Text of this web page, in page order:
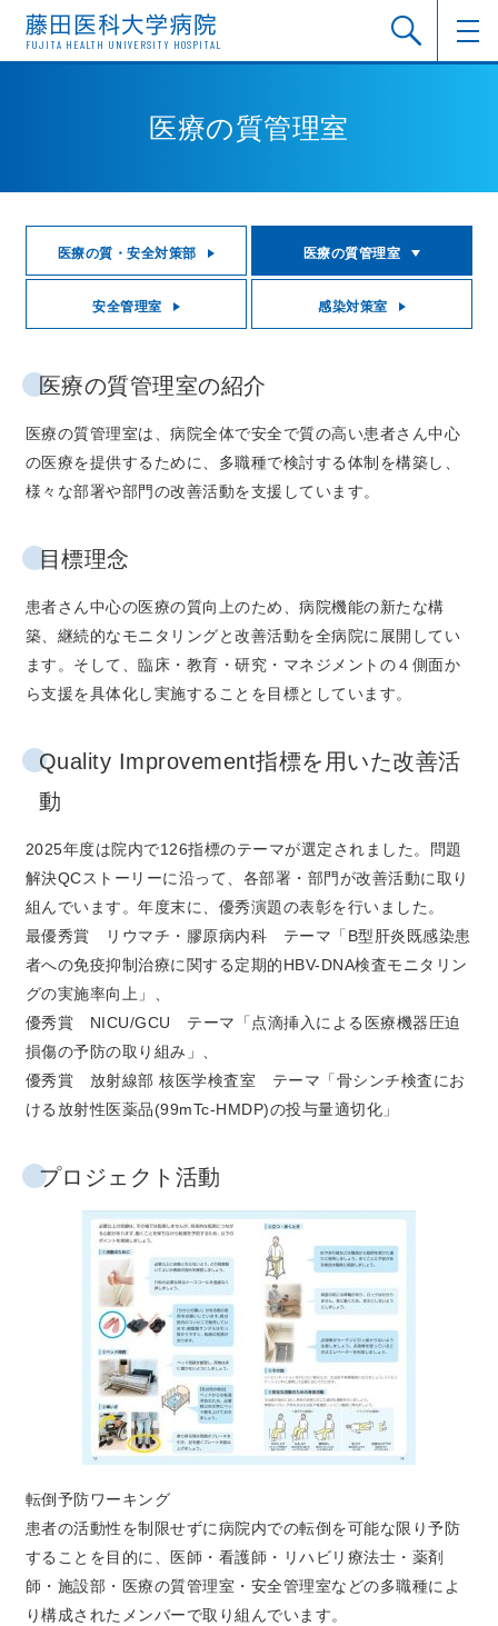
FUJITA HEALTH UNIVERSITY HOSPITAL
医療の質管理室
医療の質・安全対策部 医療の質管理室
安全管理室 感染対策室
医療の質管理室の紹介
医療の質管理室は、病院全体で安全で質の高い患者さん中心
の医療を提供するために、多職種で検討する体制を構築し、
様々な部署や部門の改善活動を支援しています。
目標理念
患者さん中心の医療の質向上のため、病院機能の新たな構
築、継続的なモニタリングと改善活動を全病院に展開してい
ます。そして、臨床・教育・研究・マネジメントの４側面か
ら支援を具体化し実施することを目標としています。
Quality Improvement指標を用いた改善活
動
2025年度は院内で126指標のテーマが選定されました。問題
解決QCストーリーに沿って、各部署・部門が改善活動に取り
組んでいます。年度末に、優秀演題の表彰を行いました。
最優秀賞 リウマチ・膠原病内科 テーマ「B型肝炎既感染患
者への免疫抑制治療に関する定期的HBV-DNA検査モニタリン
グの実施率向上」、
優秀賞 NICU/GCU テーマ「点滴挿入による医療機器圧迫
損傷の予防の取り組み​」、
優秀賞 放射線部 核医学検査室 テーマ「骨シンチ検査にお
ける放射性医薬品(99mTc-HMDP)の投与量適切化​」
プロジェクト活動
転倒予防ワーキング
患者の活動性を制限せずに病院内での転倒を可能な限り予防
することを目的に、医師・看護師・リハビリ療法士・薬剤
師・施設部・医療の質管理室・安全管理室などの多職種によ
り構成されたメンバーで取り組んでいます。